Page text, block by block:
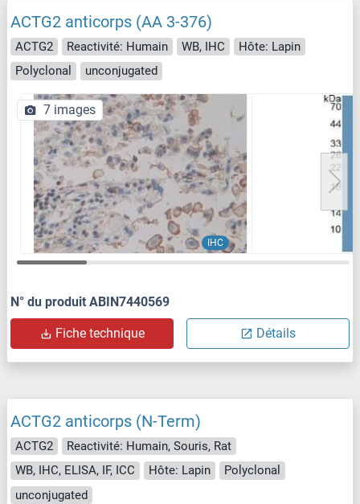
ACTG2 anticorps (AA 3-376)
ACTG2 Reactivité: Humain WB, IHC
Hôte: Lapin
Polyclonal
unconjugated
IHC
7 images
N° du produit ABIN7440569
Fiche technique Détails
ACTG2 anticorps (N-Term)
ACTG2
Reactivité: Humain, Souris, Rat
WB, IHC, ELISA, IF, ICC
Hôte: Lapin
Polyclonal
unconjugated